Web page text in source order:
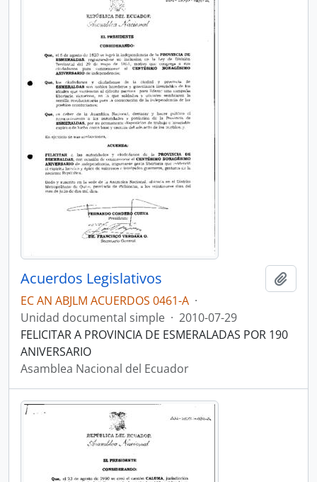
Acuerdos Legislativos
EC AN ABJLM ACUERDOS 0461-A ·
Unidad documental simple · 2010-07-29
FELICITAR A PROVINCIA DE ESMERALADAS POR 190
ANIVERSARIO
Asamblea Nacional del Ecuador